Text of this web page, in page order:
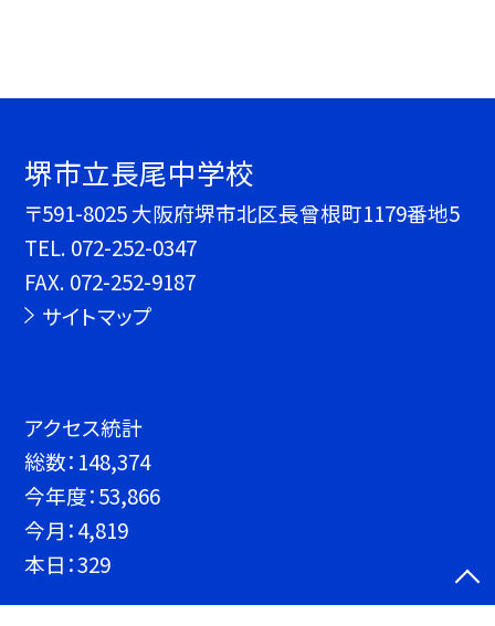
堺市立長尾中学校
〒591-8025 大阪府堺市北区長曾根町1179番地5
TEL. 072-252-0347
FAX. 072-252-9187
サイトマップ
アクセス統計
総数： 148,374
今年度：53,866
今月：4,819
本日：329